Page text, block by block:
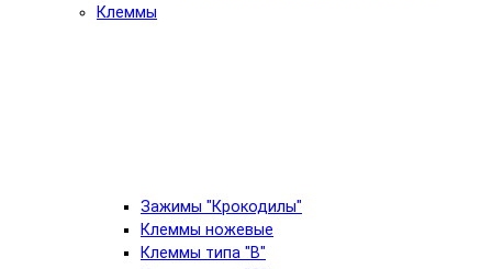
Клеммы
Зажимы "Крокодилы"
Клеммы ножевые
Клеммы типа "B"